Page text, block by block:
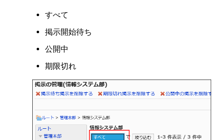
すべて
掲示開始待ち
公開中
期限切れ